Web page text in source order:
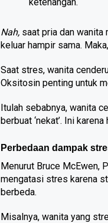
Nah, saat pria dan
keluar hampir sama.
Saat stres, wanita
Oksitosin penting untuk
Itulah sebabnya, wanita
berbuat ‘nekat’. Ini
Perbedaan dampak
Menurut Bruce McEwen,
mengatasi stres karena
berbeda.
Misalnya, wanita yang